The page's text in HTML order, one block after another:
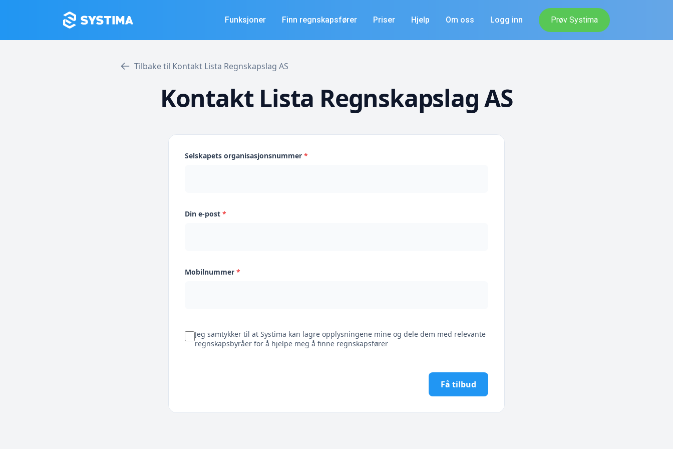
Funksjoner Finn regnskapsfører Priser Hjelp Om oss Logg inn Prøv Systima
Tilbake til Kontakt Lista Regnskapslag AS
Kontakt Lista Regnskapslag AS
Selskapets organisasjonsnummer *
Din e-post *
Mobilnummer *
Jeg samtykker til at Systima kan lagre opplysningene mine og dele dem med relevante
regnskapsbyråer for å hjelpe meg å finne regnskapsfører
Få tilbud